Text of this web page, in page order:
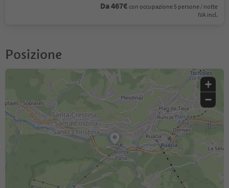
Da 467€ con occupazione 5 persone / notte
IVA incl.
Posizione
+
−